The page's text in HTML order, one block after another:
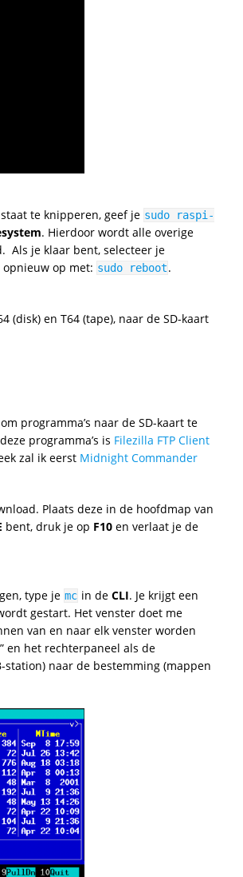
te knipperen, geef je sudo raspi-
. Hierdoor wordt alle overige
Als je klaar bent, selecteer je
op met: sudo reboot.
(disk) en T64 (tape), naar de SD-kaart
programma’s naar de SD-kaart te
programma’s is Filezilla FTP Client
zal ik eerst Midnight Commander
Plaats deze in de hoofdmap van
bent, druk je op F10 en verlaat je de
type je mc in de CLI. Je krijgt een
gestart. Het venster doet me
van en naar elk venster worden
” en het rechterpaneel als de
station) naar de bestemming (mappen